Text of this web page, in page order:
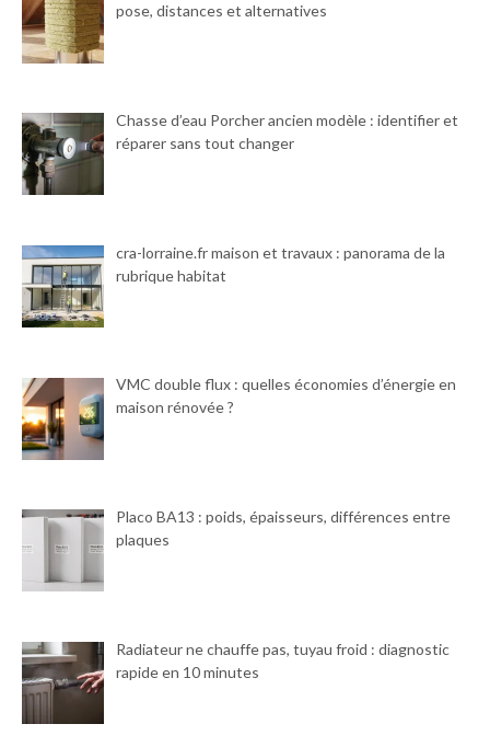
pose, distances et alternatives
Chasse d’eau Porcher ancien modèle : identifier et
réparer sans tout changer
cra-lorraine.fr maison et travaux : panorama de la
rubrique habitat
VMC double flux : quelles économies d’énergie en
maison rénovée ?
Placo BA13 : poids, épaisseurs, différences entre
plaques
Radiateur ne chauffe pas, tuyau froid : diagnostic
rapide en 10 minutes